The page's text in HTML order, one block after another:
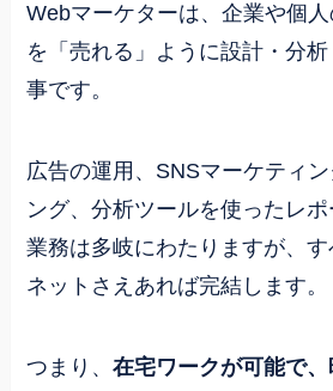
Webマーケターは、企業や個
を「売れる」ように設計・分
事です。
広告の運用、SNSマーケティ
ング、分析ツールを使ったレポ
業務は多岐にわたりますが、
ネットさえあれば完結します。
つまり、在宅ワークが可能で